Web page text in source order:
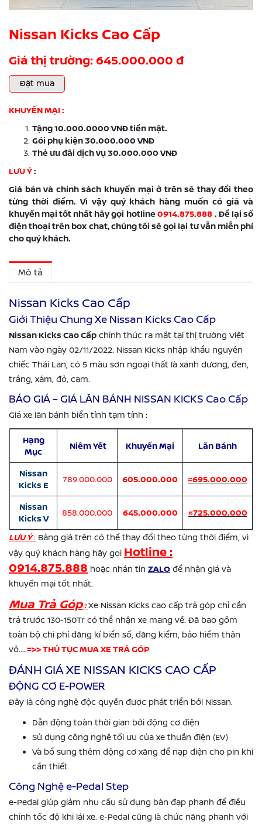
Nissan Kicks Cao Cấp
Giá thị trường: 645.000.000 đ
Đặt mua
KHUYẾN MẠI :
Tặng 10.000.0000 VNĐ tiền mặt.
Gói phụ kiện 30.000.000 VNĐ
Thẻ ưu đãi dịch vụ 30.000.000 VNĐ
LƯU Ý:
Giá bán và chính sách khuyến mại ở trên sẽ thay đổi theo
từng thời điểm. Vì vậy quý khách hàng muốn có giá và
khuyến mại tốt nhất hãy gọi hotline 0914.875.888 . Để lại số
điện thoại trên box chat, chúng tôi sẽ gọi lại tư vẫn miễn phí
cho quý khách.
Mô tả
Nissan Kicks Cao Cấp
Giới Thiệu Chung Xe Nissan Kicks Cao Cấp
Nissan Kicks Cao Cấp chính thức ra mắt tại thị trường Việt
Nam vào ngày 02/11/2022. Nissan Kicks nhập khẩu nguyên
chiếc Thái Lan, có 5 màu sơn ngoại thất là xanh dương, đen,
trắng, xám, đỏ, cam.
BÁO GIÁ – GIÁ LĂN BÁNH NISSAN KICKS Cao Cấp
Giá xe lăn bánh biển tỉnh tạm tính :
Hạng
Mục
Niêm Yết Khuyến Mại Lăn Bánh
Nissan
Kicks E
789.000.000 605.000.000 ≈695.000.000
Nissan
Kicks V
858.000.000 645.000.000 ≈725.000.000
LƯU Ý: Bảng giá trên có thể thay đổi theo từng thời điểm, vì
vậy quý khách hàng hãy gọi Hotline :
0914.875.888 hoặc nhắn tin ZALO để nhận giá và
khuyến mại tốt nhất.
Mua Trả Góp:Xe Nissan Kicks cao cấp trả góp chỉ cần
trả trước 130-150Tr có thể nhận xe mang về. Đã bao gồm
toàn bộ chi phí đăng kí biển số, đăng kiểm, bảo hiểm thân
vỏ…..=>> THỦ TỤC MUA XE TRẢ GÓP
ĐÁNH GIÁ XE NISSAN KICKS CAO CẤP
ĐỘNG CƠ E-POWER
Đây là công nghệ độc quyền được phát triển bởi Nissan.
Dẫn động toàn thời gian bởi động cơ điện
Sử dụng công nghệ tối ưu của xe thuần điện (EV)
Và bổ sung thêm động cơ xăng để nạp điện cho pin khi
cần thiết
Công Nghệ e-Pedal Step
e-Pedal giúp giảm nhu cầu sử dụng bàn đạp phanh để điều
chỉnh tốc độ khi lái xe. e-Pedal cũng là chức năng phanh với